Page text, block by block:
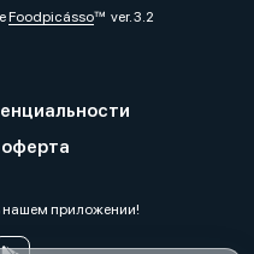
Foodpicássover. 3.2
нашем приложении!